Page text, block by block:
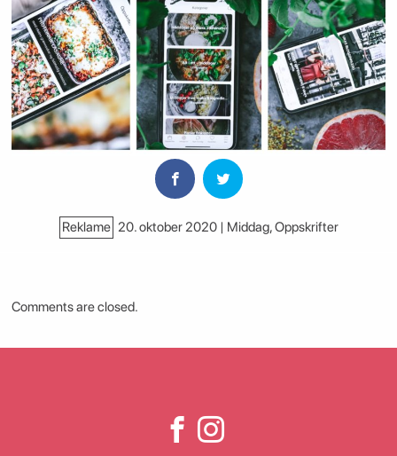
Reklame 20. oktober 2020 | Middag,Oppskrifter
Comments are closed.